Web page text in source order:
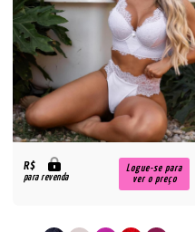
R$
para revenda
Logue-se para
ver o preço